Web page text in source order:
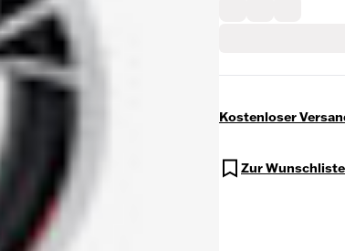
Kostenloser
Zur